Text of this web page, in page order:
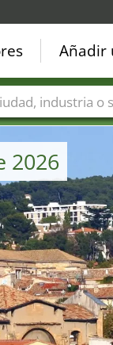
2026
Añadir
Sectores de